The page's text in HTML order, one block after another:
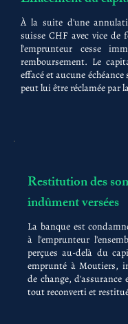
À la suite d'une
suisse CHF avec vice de
l'emprunteur cesse
remboursement. Le
effacé et aucune
peut lui être réclamée par
Restitution des
indûment versées
La banque est
à l'emprunteur
perçues au-delà du
emprunté à Moutiers,
de change, d'assurance
tout reconverti et